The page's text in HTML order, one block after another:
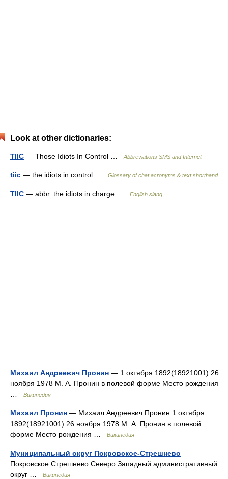
Look at other dictionaries:
TIIC — Those Idiots In Control … Abbreviations SMS and Internet
tiic — the idiots in control … Glossary of chat acronyms & text shorthand
TIIC — abbr. the idiots in charge … English slang
Михаил Андреевич Пронин — 1 октября 1892(18921001) 26
ноября 1978 М. А. Пронин в полевой форме Место рождения
Википедия
Михаил Пронин — Михаил Андреевич Пронин 1 октября
1892(18921001) 26 ноября 1978 М. А. Пронин в полевой
форме Место рождения …
Википедия
Муниципальный округ Покровское-Стрешнево —
Покровское Стрешнево Северо Западный административный
округ …
Википедия